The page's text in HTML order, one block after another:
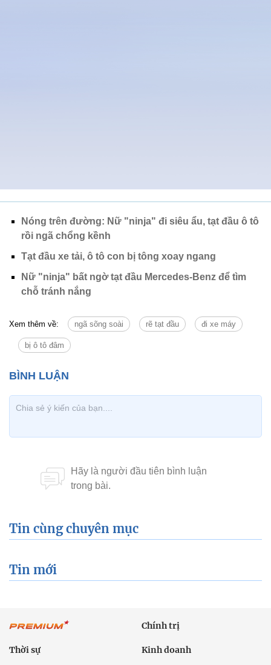
Nóng trên đường: Nữ "ninja" đi siêu ẩu, tạt đầu ô tô
rồi ngã chổng kềnh
Tạt đầu xe tải, ô tô con bị tông xoay ngang
Nữ "ninja" bất ngờ tạt đầu Mercedes-Benz để tìm
chỗ tránh nắng
Xem thêm về: ngã sõng soài rẽ tạt đầu đi xe máy
bị ô tô đâm
Tin cùng chuyên mục
Tin mới
Chính trị
Thời sự Kinh doanh